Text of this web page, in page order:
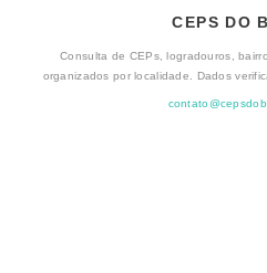
CEPS DO
Consulta de CEPs, logradouros,
organizados por localidade. Dados